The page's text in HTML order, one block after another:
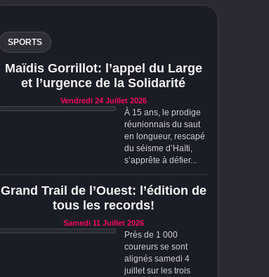
SPORTS
Maïdis Gorrillot: l’appel du Large
et l’urgence de la Solidarité
Vendredi 24 Juillet 2026
À 15 ans, le prodige
réunionnais du saut
en longueur, rescapé
du séisme d’Haïti,
s’apprête à défier...
Grand Trail de l’Ouest: l’édition de
tous les records!
Samedi 11 Juillet 2026
Près de 1 000
coureurs se sont
alignés samedi 4
juillet sur les trois